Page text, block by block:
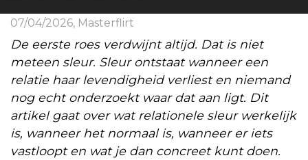
07/04/2026, Masterflirt
De eerste roes verdwijnt altijd. Dat is niet
meteen sleur. Sleur ontstaat wanneer een
relatie haar levendigheid verliest en niemand
nog echt onderzoekt waar dat aan ligt. Dit
artikel gaat over wat relationele sleur werkelijk
is, wanneer het normaal is, wanneer er iets
vastloopt en wat je dan concreet kunt doen.